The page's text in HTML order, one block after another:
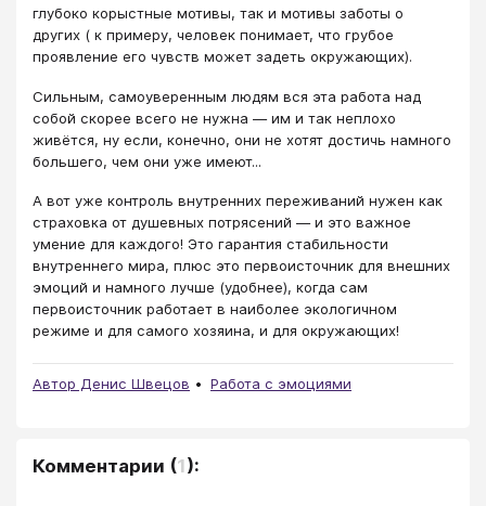
глубоко корыстные мотивы, так и мотивы заботы о
других ( к примеру, человек понимает, что грубое
проявление его чувств может задеть окружающих).
Сильным, самоуверенным людям вся эта работа над
собой скорее всего не нужна — им и так неплохо
живётся, ну если, конечно, они не хотят достичь намного
большего, чем они уже имеют...
А вот уже контроль внутренних переживаний нужен как
страховка от душевных потрясений — и это важное
умение для каждого! Это гарантия стабильности
внутреннего мира, плюс это первоисточник для внешних
эмоций и намного лучше (удобнее), когда сам
первоисточник работает в наиболее экологичном
режиме и для самого хозяина, и для окружающих!
Автор Денис Швецов Работа с эмоциями
Комментарии (1):